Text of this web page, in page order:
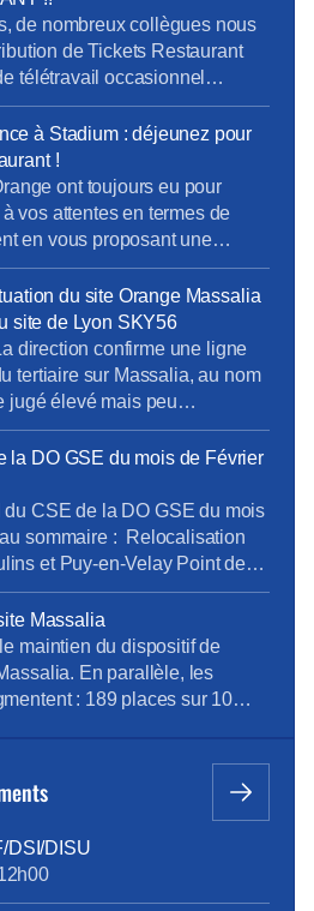
de nombreux collègues nous
de Tickets Restaurant
télétravail occasionnel
prive aujourd’hui
droits. Une information qui
: La règle imposant la saisie
plus tard le jour même […]
à Stadium : déjeunez pour
!
ont toujours eu pour
vos attentes en termes de
en vous proposant une
et de qualité partout et
des frigos connectés et
RIE Génération à seulement
Stadium, les […]
du site Orange Massalia
site de Lyon SKY56
direction confirme une ligne
tertiaire sur Massalia, au nom
jugé élevé mais peu
La direction met en place une
largement pilotée par les
réservation, au détriment d’un
partagé. […]
la DO GSE du mois de Février
du CSE de la DO GSE du mois
sommaire : Relocalisation
et Puy-en-Velay Point de
Si vous souhaitez lire
cliquez sur le lien ci-
Massalia
maintien du dispositif de
En parallèle, les
: 189 places sur 10
par semaine sur site, sur la
DSI/DISU